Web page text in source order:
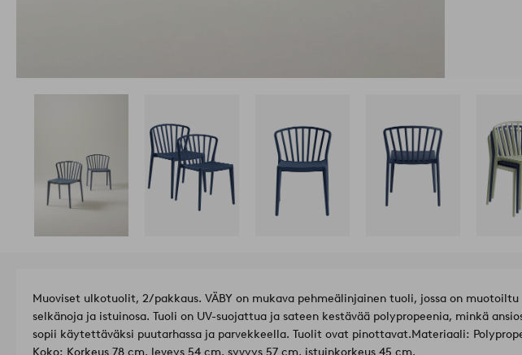
Muoviset ulkotuolit, 2/pakkaus. VÄBY on mukava pehmeälinjainen tuoli, jossa on muotoiltu
selkänoja ja istuinosa. Tuoli on UV-suojattua ja sateen kestävää polypropeenia, minkä
sopii käytettäväksi puutarhassa ja parvekkeella. Tuolit ovat pinottavat.Materiaali:
Koko: Korkeus 78 cm, leveys 54 cm, syvyys 57 cm, istuinkorkeus 45 cm.